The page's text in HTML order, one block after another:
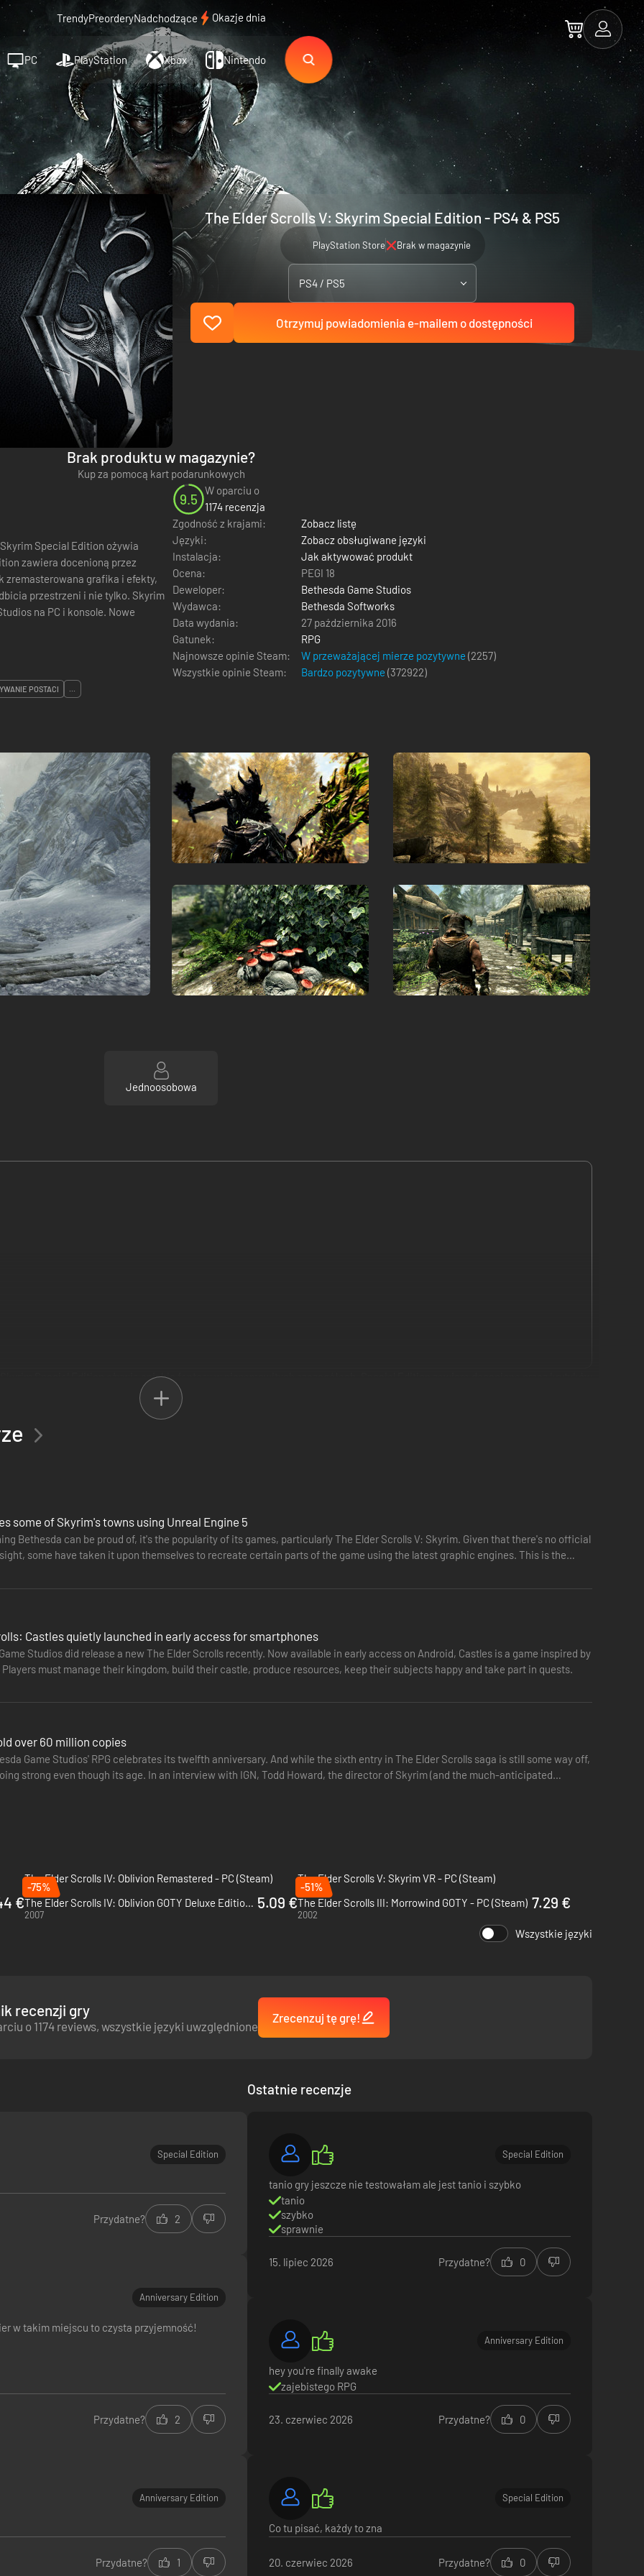
TrendyPreorderyNadchodzące Okazje dnia
PC PlayStation Xbox Nintendo
The Elder Scrolls V: Skyrim Special Edition - PS4 & PS5
PlayStation Store Brak w magazynie
PS4 / PS5
Otrzymuj powiadomienia e-mailem o dostępności
Brak produktu w magazynie?
Kup za pomocą kart podarunkowych
Special Edition ożywia
zawiera docenioną przez
zremasterowana grafika i efekty,
przestrzeni i nie tylko. Skyrim
na PC i konsole. Nowe
9.5
W oparciu o
1174 recenzja
Zgodność z krajami:
Zobacz listę
Języki:
Zobacz obsługiwane języki
Instalacja:
Jak aktywować produkt
Ocena:
PEGI 18
Deweloper:
Bethesda Game Studios
Wydawca:
Bethesda Softworks
Data wydania:
27 października 2016
Gatunek:
RPG
Najnowsze opinie Steam:
W przeważającej mierze pozytywne (2257)
Wszystkie opinie Steam:
Bardzo pozytywne (372922)
POSTACI ...
Jednoosobowa
Skyrim Special Edition ożywia epickie fantasy w niesamowitych szczegółach. Special Edition zawiera docenioną przez krytyków
grafika i efekty, wolumetryczne oświetlenie, dynamiczna głębia ostrości, odbicia przestrzeni i nie tylko.
Studios na PC i konsole. Nowe zadania, miejsca, postacie, dialogi, pancerze, uzbrojenie i nie tylko – z Dziełami nie ma
some of Skyrim's towns using Unreal Engine 5
Bethesda can be proud of, it's the popularity of its games, particularly The Elder Scrolls V: Skyrim. Given that there's no official
some have taken it upon themselves to recreate certain parts of the game using the latest graphic engines. This is the
Castles quietly launched in early access for smartphones
Studios did release a new The Elder Scrolls recently. Now available in early access on Android, Castles is a game inspired by
Players must manage their kingdom, build their castle, produce resources, keep their subjects happy and take part in quests.
over 60 million copies
Game Studios' RPG celebrates its twelfth anniversary. And while the sixth entry in The Elder Scrolls saga is still some way off,
strong even though its age. In an interview with IGN, Todd Howard, the director of Skyrim (and the much-anticipated
The Elder Scrolls IV: Oblivion Remastered - PC (Steam)
2025
The Elder Scrolls V: Skyrim VR - PC (Steam)
2018
€
-75%
The Elder Scrolls IV: Oblivion GOTY Deluxe Edition - PC (Steam)
2007
5.09 €
-51%
The Elder Scrolls III: Morrowind GOTY - PC (Steam)
2002
7.29 €
Wszystkie języki
recenzji gry
o 1174 reviews, wszystkie języki uwzględnione
Zrecenzuj tę grę!
Special Edition
Przydatne? 2
Anniversary Edition
w takim miejscu to czysta przyjemność!
Przydatne? 2
Anniversary Edition
Przydatne? 1
Ostatnie recenzje
Special Edition
tanio gry jeszcze nie testowałam ale jest tanio i szybko
tanio
szybko
sprawnie
15. lipiec 2026 Przydatne? 0
Anniversary Edition
hey you're finally awake
zajebistego RPG
23. czerwiec 2026 Przydatne? 0
Special Edition
Co tu pisać, każdy to zna
20. czerwiec 2026 Przydatne? 0